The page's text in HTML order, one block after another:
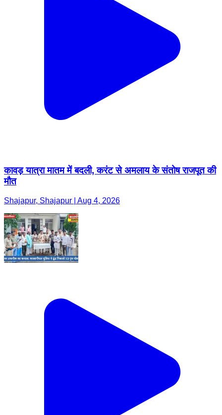
कावड़ यात्रा मातम में बदली, करंट से अमलाय के संतोष राजपूत की
मौत
Shajapur, Shajapur | Aug 4, 2026